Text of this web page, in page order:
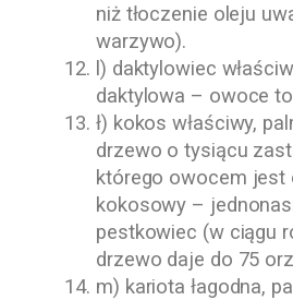
niż tłoczenie oleju
warzywo).
l) daktylowiec
daktylowa – owoce
ł) kokos właściwy,
drzewo o tysiącu
którego owocem jest
kokosowy –
pestkowiec (w ciągu
drzewo daje do 75
m) kariota łagodna,